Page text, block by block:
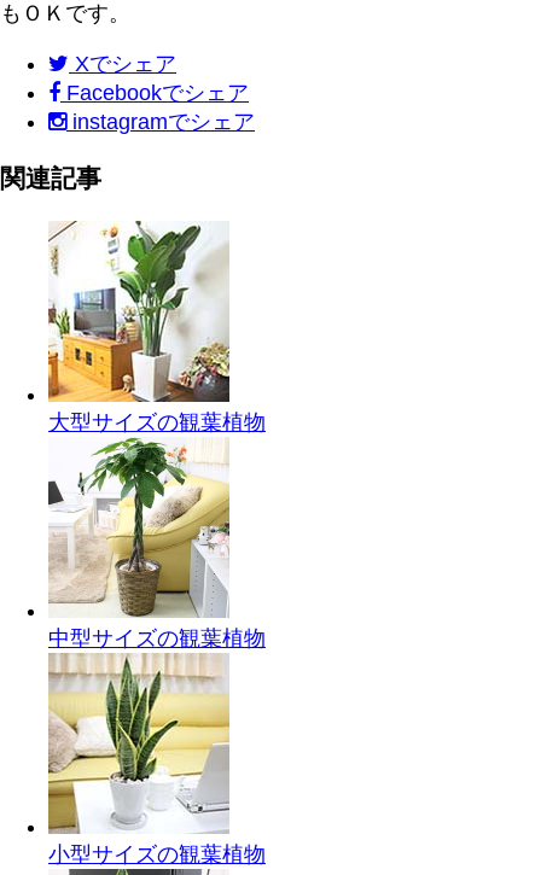
もＯＫです。
Xでシェア
Facebookでシェア
instagramでシェア
関連記事
大型サイズの観葉植物
中型サイズの観葉植物
小型サイズの観葉植物